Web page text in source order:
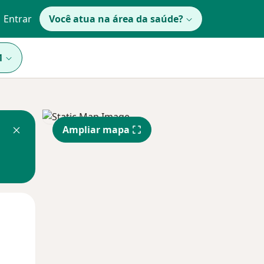
Entrar Você atua na área da saúde?
Ampliar mapa